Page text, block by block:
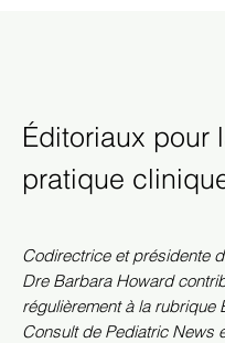
Éditoriaux pour
pratique
Codirectrice et présidente
Dre Barbara Howard
régulièrement à la rubrique
Consult de Pediatric News